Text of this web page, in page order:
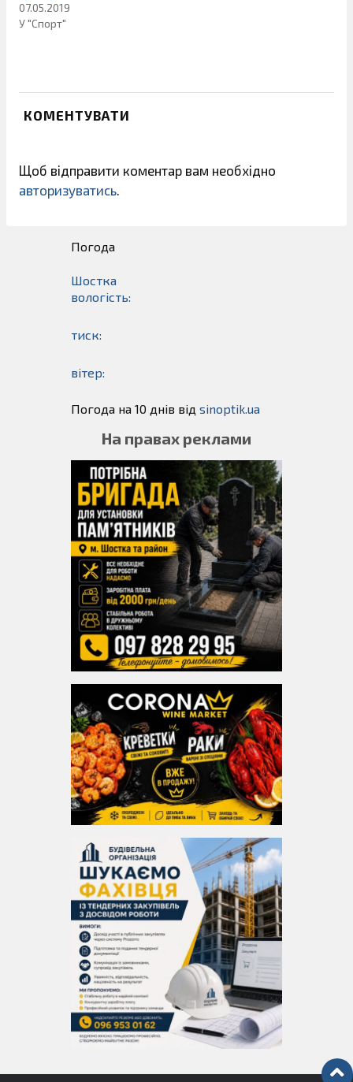
07.05.2019
У "Спорт"
КОМЕНТУВАТИ
Щоб відправити коментар вам необхідно
авторизуватись.
Погода
Шостка
вологість:
тиск:
вітер:
Погода на 10 днів від sinoptik.ua
На правах реклами